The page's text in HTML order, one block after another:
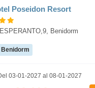
Poseidon Resort
Benidorm
Benidorm
03-01-2027 al 08-01-2027